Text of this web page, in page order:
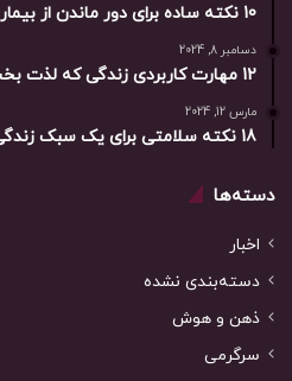
10 نکته ساده برای دور ماندن از بیماری ها
دسامبر 8, 2024
12 مهارت کاربردی زندگی که لذت بخش هم هستند
مارس 12, 2024
18 نکته سلامتی برای یک سبک زندگی سالم
دسته‌ها
اخبار
دسته‌بندی نشده
ذهن و هوش
سرگرمی